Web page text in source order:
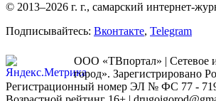
© 2013–2026 г. г., самарский интернет-
Подписывайтесь: Вконтакте, Telegram
ООО «ТВпортал» | Сетевое
город». Зарегистрировано
Регистрационный номер ЭЛ № ФС 77 -